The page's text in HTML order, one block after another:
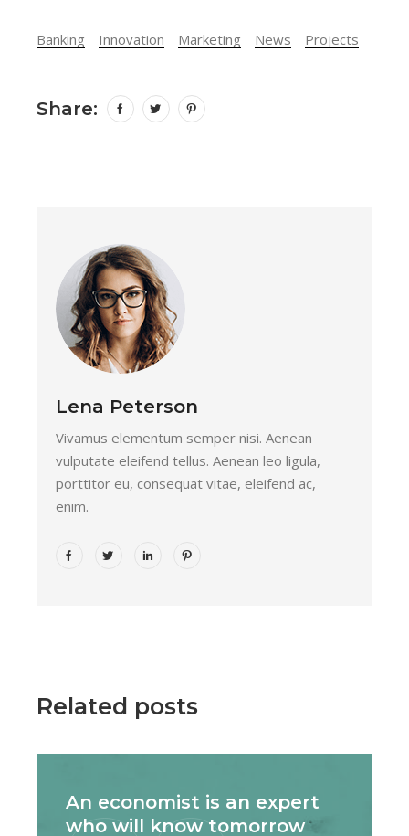
Banking Innovation Marketing News Projects
Share:
Lena Peterson
Vivamus elementum semper nisi. Aenean
vulputate eleifend tellus. Aenean leo ligula,
porttitor eu, consequat vitae, eleifend ac,
enim.
Related posts
An economist is an expert
who will know tomorrow